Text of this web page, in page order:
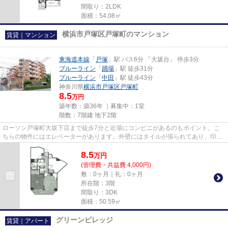
間取り：2LDK
面積：54.08㎡
賃貸｜マンション 横浜市戸塚区戸塚町のマンション
東海道本線 「 戸塚 」駅 バス6分 「大坂台」 停歩3分
ブルーライン 「 踊場 」駅 徒歩31分
ブルーライン 「 中田 」駅 徒歩43分
神奈川県横浜市戸塚区 戸塚町
8.5万円
築年数：築36年 ｜募集中： 1室
階数：7階建 地下2階
ローソン戸塚町大坂下店まで徒歩7分と近場にコンビニがあるのもポイント。こ
ちらの物件にはエレベーターがあります。外壁にはタイルが張られてあり、印象
的な外観となっています。こち...
8.5万円
(管理費・共益費 4,000円)
敷：0ヶ月｜礼：0ヶ月
所在階：3階
間取り：3DK
面積：50.59㎡
賃貸｜アパート グリーンビレッジ